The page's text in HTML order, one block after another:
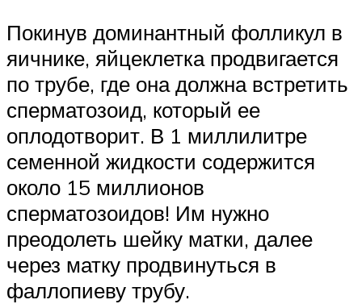
Покинув доминантный фолликул в
яичнике, яйцеклетка продвигается
по трубе, где она должна встретить
сперматозоид, который ее
оплодотворит. В 1 миллилитре
семенной жидкости содержится
около 15 миллионов
сперматозоидов! Им нужно
преодолеть шейку матки, далее
через матку продвинуться в
фаллопиеву трубу.